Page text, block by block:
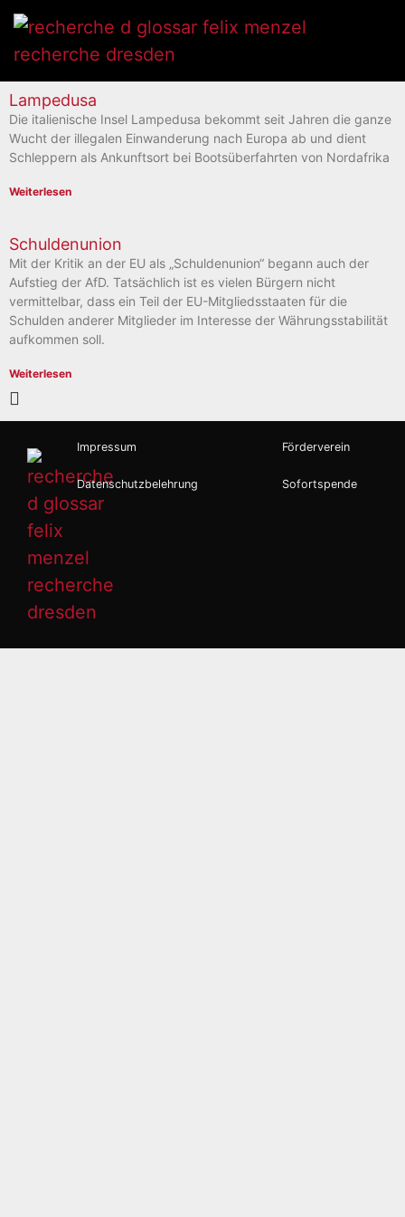
Lampedusa
Die italienische Insel Lampedusa bekommt seit Jahren die ganze
Wucht der illegalen Einwanderung nach Europa ab und dient
Schleppern als Ankunftsort bei Bootsüberfahrten von Nordafrika
Weiterlesen
Schuldenunion
Mit der Kritik an der EU als „Schuldenunion“ begann auch der
Aufstieg der AfD. Tatsächlich ist es vielen Bürgern nicht
vermittelbar, dass ein Teil der EU-Mitgliedsstaaten für die
Schulden anderer Mitglieder im Interesse der Währungsstabilität
aufkommen soll.
Weiterlesen
Impressum
Datenschutzbelehrung
Förderverein
Sofortspende